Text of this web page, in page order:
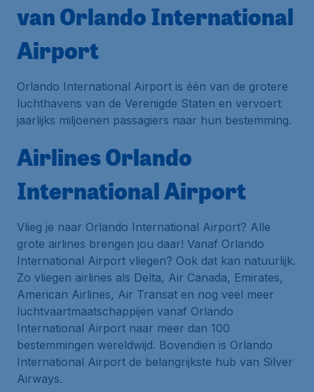
van Orlando International
Airport
Orlando International Airport is één van de grotere
luchthavens van de Verenigde Staten en vervoert
jaarlijks miljoenen passagiers naar hun bestemming.
Airlines Orlando
International Airport
Vlieg je naar Orlando International Airport? Alle
grote airlines brengen jou daar! Vanaf Orlando
International Airport vliegen? Ook dat kan natuurlijk.
Zo vliegen airlines als Delta, Air Canada, Emirates,
American Airlines, Air Transat en nog veel meer
luchtvaartmaatschappijen vanaf Orlando
International Airport naar meer dan 100
bestemmingen wereldwijd. Bovendien is Orlando
International Airport de belangrijkste hub van Silver
Airways.